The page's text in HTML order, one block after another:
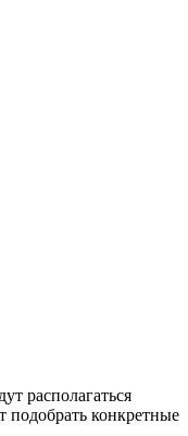
располагаться
подобрать конкретные